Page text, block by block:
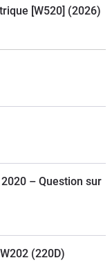
[W520] (2026)
– Question sur
(220D)